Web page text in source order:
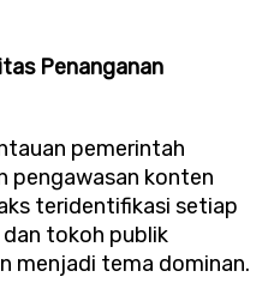
Penanganan
pemerintah
pengawasan konten
teridentifikasi setiap
tokoh publik
menjadi tema dominan.